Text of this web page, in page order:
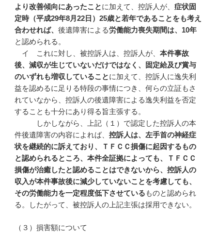
より改善傾向にあったことに加えて、控訴人が、 症状固
定時（平成29年8月22 日）25歳と若年であることをも考え
合わせれば、 後遺障害による労働能力喪失期間は、 10年
と認められる。
イ これに対し、被控訴人は、控訴人が、 本件事故
後、減収が生じていないだけではなく、固定給及び賞与
のいずれも増収していることに加えて、控訴人に逸失利
益を認めるに足りる特段の事情につき、何らの立証もさ
れていなから、控訴人の後遺障害による逸失利益を否定
することも十分にあり得る旨主張する。
しかしながら、上記（１）で認定した控訴人の本
件後遺障害の内容によれば、 控訴人は、左手首の神経症
状を継続的に訴えており、ＴＦＣＣ損傷に起因するもの
と認められるところ、本件全証拠によっても、ＴＦＣＣ
損傷が治癒したと認めることはできないから、控訴人の
収入が本件事故後に減少していないことを考慮しても、
その労働能力を一定程度低下させている ものと認められ
る。したがって、被控訴人の上記主張は採用できない。
（３）損害額について